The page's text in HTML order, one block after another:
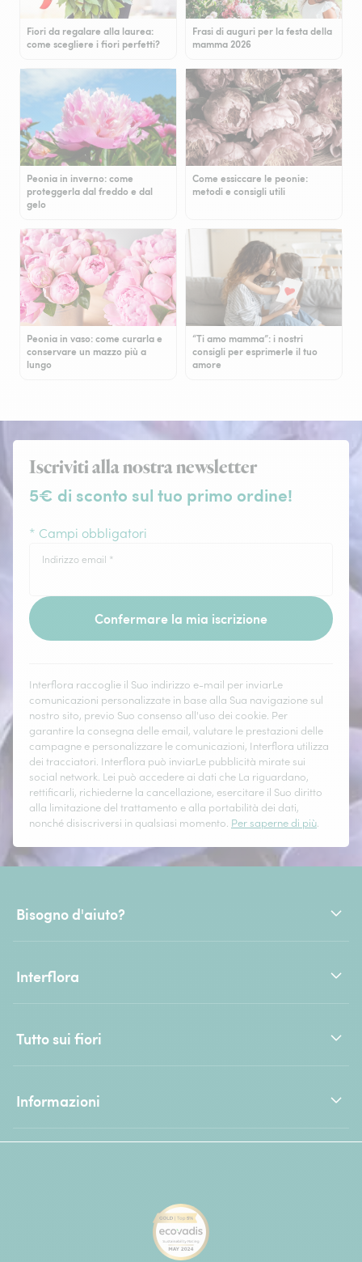
Fiori da regalare alla laurea:
come scegliere i fiori perfetti?
Frasi di auguri per la festa della
mamma 2026
Peonia in inverno: come
proteggerla dal freddo e dal
gelo
Come essiccare le peonie:
metodi e consigli utili
Peonia in vaso: come curarla e
conservare un mazzo più a
lungo
“Ti amo mamma”: i nostri
consigli per esprimerle il tuo
amore
Iscriviti alla nostra newsletter
5€ di sconto sul tuo primo ordine!
* Campi obbligatori
Indirizzo email *
Confermare la mia iscrizione
Interflora raccoglie il Suo indirizzo e-mail per inviarLe
comunicazioni personalizzate in base alla Sua navigazione sul
nostro sito, previo Suo consenso all'uso dei cookie. Per
garantire la consegna delle email, valutare le prestazioni delle
campagne e personalizzare le comunicazioni, Interflora utilizza
dei tracciatori. Interflora può inviarLe pubblicità mirate sui
social network. Lei può accedere ai dati che La riguardano,
rettificarli, richiederne la cancellazione, esercitare il Suo diritto
alla limitazione del trattamento e alla portabilità dei dati,
nonché disiscriversi in qualsiasi momento. Per saperne di più.
Bisogno d'aiuto?
Interflora
Tutto sui fiori
Informazioni